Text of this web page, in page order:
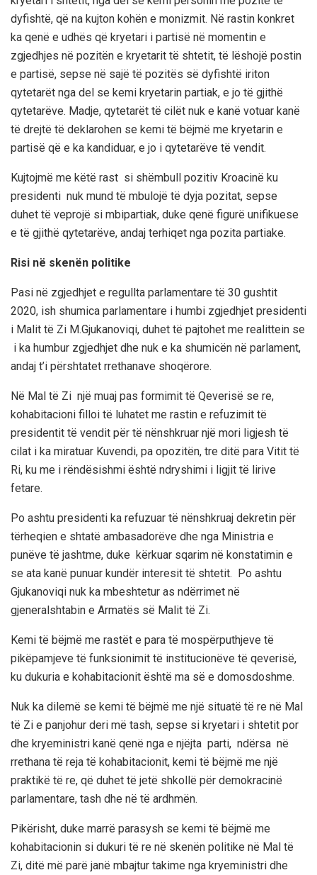
dyfishtë, që na kujton kohën e monizmit. Në rastin konkret
ka qenë e udhës që kryetari i partisë në momentin e
zgjedhjes në pozitën e kryetarit të shtetit, të lëshojë postin
e partisë, sepse në sajë të pozitës së dyfishtë iriton
qytetarët nga del se kemi kryetarin partiak, e jo të gjithë
qytetarëve. Madje, qytetarët të cilët nuk e kanë votuar kanë
të drejtë të deklarohen se kemi të bëjmë me kryetarin e
partisë që e ka kandiduar, e jo i qytetarëve të vendit.
Kujtojmë me këtë rast si shëmbull pozitiv Kroacinë ku
presidenti nuk mund të mbulojë të dyja pozitat, sepse
duhet të veprojë si mbipartiak, duke qenë figurë unifikuese
e të gjithë qytetarëve, andaj terhiqet nga pozita partiake.
Risi në skenën politike
Pasi në zgjedhjet e regullta parlamentare të 30 gushtit
2020, ish shumica parlamentare i humbi zgjedhjet presidenti
i Malit të Zi M.Gjukanoviqi, duhet të pajtohet me realittein se
i ka humbur zgjedhjet dhe nuk e ka shumicën në parlament,
andaj t’i përshtatet rrethanave shoqërore.
Në Mal të Zi një muaj pas formimit të Qeverisë se re,
kohabitacioni filloi të luhatet me rastin e refuzimit të
presidentit të vendit për të nënshkruar një mori ligjesh të
cilat i ka miratuar Kuvendi, pa opozitën, tre ditë para Vitit të
Ri, ku me i rëndësishmi është ndryshimi i ligjit të lirive
fetare.
Po ashtu presidenti ka refuzuar të nënshkruaj dekretin për
tërheqien e shtatë ambasadorëve dhe nga Ministria e
punëve të jashtme, duke kërkuar sqarim në konstatimin e
se ata kanë punuar kundër interesit të shtetit.
Po ashtu
Gjukanoviqi nuk ka mbeshtetur as ndërrimet në
gjeneralshtabin e Armatës së Malit të Zi.
Kemi të bëjmë me rastët e para të mospërputhjeve të
pikëpamjeve të funksionimit të institucionëve të qeverisë,
ku dukuria e kohabitacionit është ma së e domosdoshme.
Nuk ka dilemë se kemi të bëjmë me një situatë të re në Mal
të Zi e panjohur deri më tash, sepse si kryetari i shtetit por
dhe kryeministri kanë qenë nga e njëjta parti, ndërsa në
rrethana të reja të kohabitacionit, kemi të bëjmë me një
praktikë të re, që duhet të jetë shkollë për demokracinë
parlamentare, tash dhe në të ardhmën.
Pikërisht, duke marrë parasysh se kemi të bëjmë me
kohabitacionin si dukuri të re në skenën politike në Mal të
Zi, ditë më parë janë mbajtur takime nga kryeministri dhe